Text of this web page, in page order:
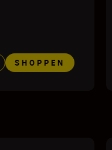
SHOPPEN